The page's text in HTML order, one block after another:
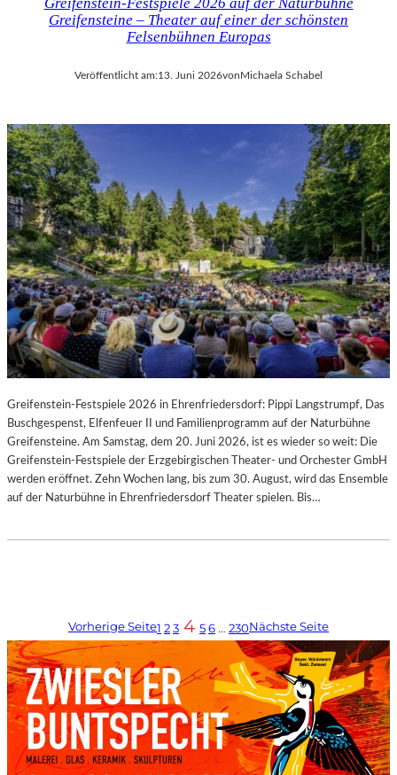
Greifensteine – Theater auf einer der schönsten
Felsenbühnen Europas
Veröffentlicht am:13. Juni 2026von Michaela Schabel
Greifenstein-Festspiele 2026 in Ehrenfriedersdorf: Pippi Langstrumpf, Das
Buschgespenst, Elfenfeuer II und Familienprogramm auf der Naturbühne
Greifensteine. Am Samstag, dem 20. Juni 2026, ist es wieder so weit: Die
Greifenstein-Festspiele der Erzgebirgischen Theater- und Orchester GmbH
werden eröffnet. Zehn Wochen lang, bis zum 30. August, wird das Ensemble
auf der Naturbühne in Ehrenfriedersdorf Theater spielen. Bis…
Vorherige Seite1 23 4 56… 230Nächste Seite